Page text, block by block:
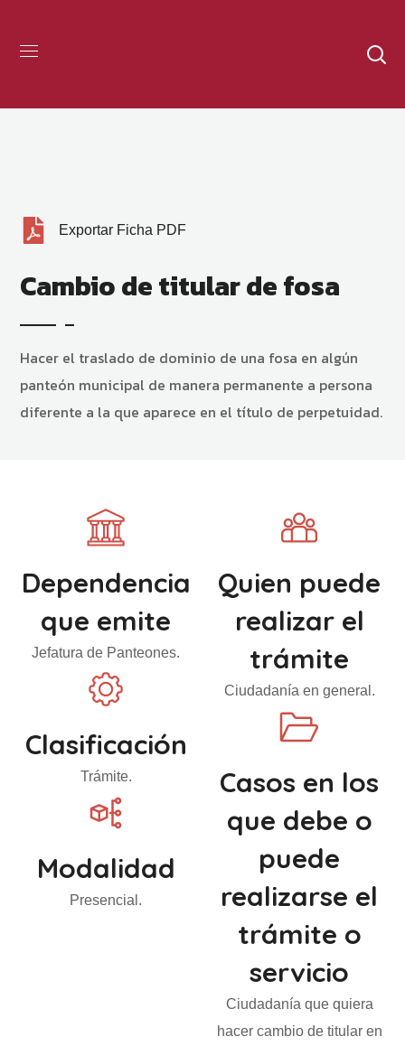
Cambio de titular de fosa
Hacer el traslado de dominio de una fosa en algún
panteón municipal de manera permanente a persona
diferente a la que aparece en el título de perpetuidad.
Exportar Ficha PDF
Dependencia
que emite
Jefatura de Panteones.
Clasificación
Trámite.
Modalidad
Presencial.
Quien puede
realizar el
trámite
Ciudadanía en general.
Casos en los
que debe o
puede
realizarse el
trámite o
servicio
Ciudadanía que quiera
hacer cambio de titular en